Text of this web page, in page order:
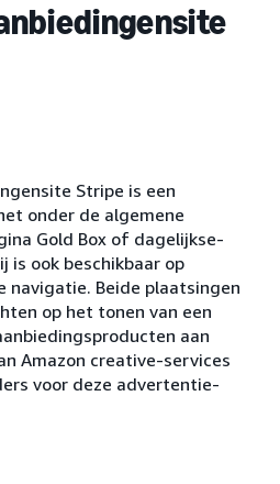
Stripe is een
onder de algemene
Gold Box of dagelijkse-
is ook beschikbaar op
navigatie. Beide plaatsingen
op het tonen van een
aan
Amazon creative-services
voor deze advertentie-